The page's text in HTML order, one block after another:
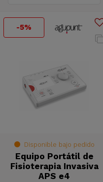
-5%
Disponible bajo pedido
Equipo Portátil de
Fisioterapia Invasiva
APS e4